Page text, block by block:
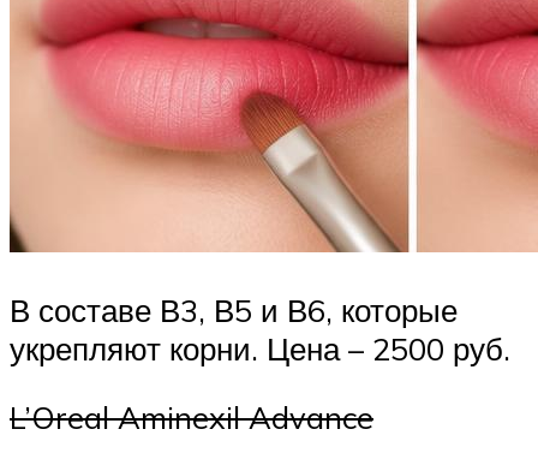
В составе В3, В5 и В6, которые
укрепляют корни. Цена – 2500 руб.
L’Oreal Aminexil Advance